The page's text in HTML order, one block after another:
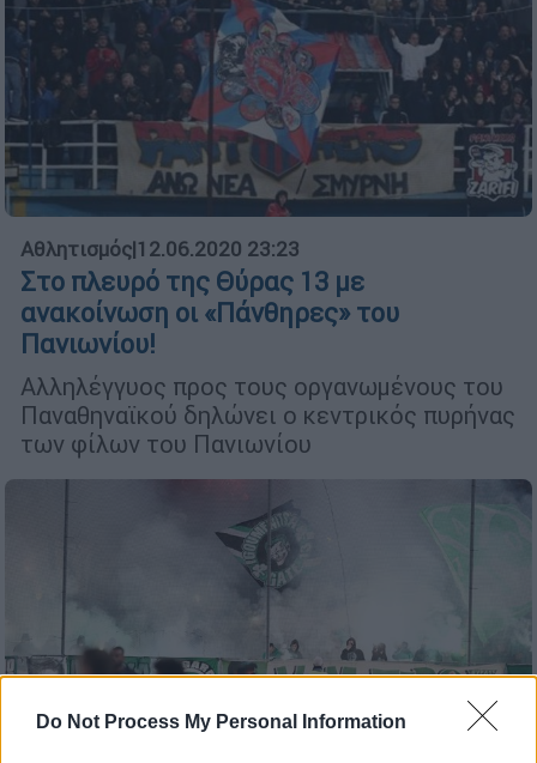
Do Not Process My Personal Information
Αθλητισμός|12.06.2020 23:23
Στο πλευρό της Θύρας 13 με
ανακοίνωση οι «Πάνθηρες» του
Πανιωνίου!
Αλληλέγγυος προς τους οργανωμένους του
Παναθηναϊκού δηλώνει ο κεντρικός πυρήνας
των φίλων του Πανιωνίου